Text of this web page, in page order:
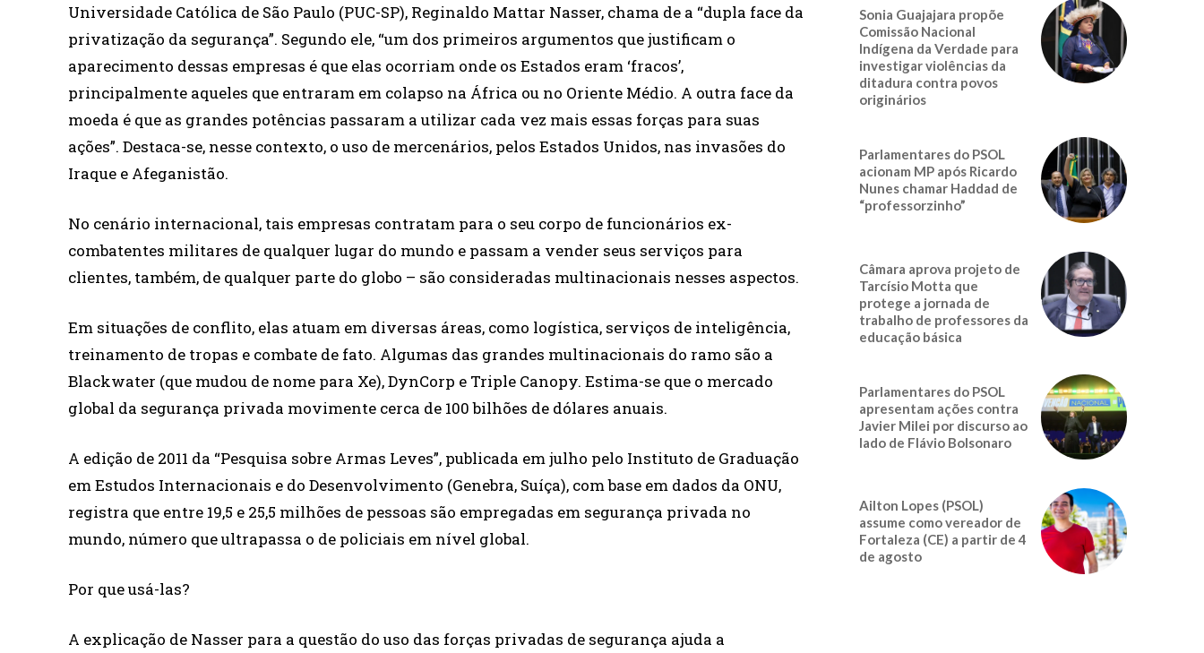
Universidade Católica de São Paulo (PUC-SP), Reginaldo Mattar Nasser, chama de a “dupla face da
privatização da segurança”. Segundo ele, “um dos primeiros argumentos que justificam o
aparecimento dessas empresas é que elas ocorriam onde os Estados eram ‘fracos’,
principalmente aqueles que entraram em colapso na África ou no Oriente Médio. A outra face da
moeda é que as grandes potências passaram a utilizar cada vez mais essas forças para suas
ações”. Destaca-se, nesse contexto, o uso de mercenários, pelos Estados Unidos, nas invasões do
Iraque e Afeganistão.
No cenário internacional, tais empresas contratam para o seu corpo de funcionários ex-
combatentes militares de qualquer lugar do mundo e passam a vender seus serviços para
clientes, também, de qualquer parte do globo – são consideradas multinacionais nesses aspectos.
Em situações de conflito, elas atuam em diversas áreas, como logística, serviços de inteligência,
treinamento de tropas e combate de fato. Algumas das grandes multinacionais do ramo são a
Blackwater (que mudou de nome para Xe), DynCorp e Triple Canopy. Estima-se que o mercado
global da segurança privada movimente cerca de 100 bilhões de dólares anuais.
A edição de 2011 da “Pesquisa sobre Armas Leves”, publicada em julho pelo Instituto de Graduação
em Estudos Internacionais e do Desenvolvimento (Genebra, Suíça), com base em dados da ONU,
registra que entre 19,5 e 25,5 milhões de pessoas são empregadas em segurança privada no
mundo, número que ultrapassa o de policiais em nível global.
Por que usá-las?
A explicação de Nasser para a questão do uso das forças privadas de segurança ajuda a
Sonia Guajajara propõe
Comissão Nacional
Indígena da Verdade para
investigar violências da
ditadura contra povos
originários
Parlamentares do PSOL
acionam MP após Ricardo
Nunes chamar Haddad de
“professorzinho”
Câmara aprova projeto de
Tarcísio Motta que
protege a jornada de
trabalho de professores da
educação básica
Parlamentares do PSOL
apresentam ações contra
Javier Milei por discurso ao
lado de Flávio Bolsonaro
Ailton Lopes (PSOL)
assume como vereador de
Fortaleza (CE) a partir de 4
de agosto